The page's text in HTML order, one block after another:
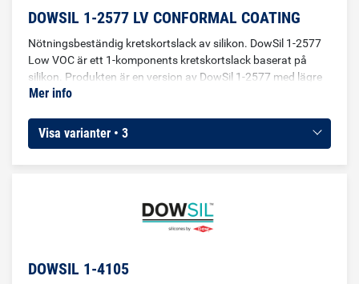
DOWSIL 1-2577 LV CONFORMAL COATING
Nötningsbeständig kretskortslack av silikon. DowSil 1-2577
Low VOC är ett 1-komponents kretskortslack baserat på
silikon. Produkten är en version av DowSil 1-2577 med lägre
volatilitet. Lacken är genomskinlig, har medium viskositet och
2577 Low VOC kan användas som skyddande kretskortslack
på hårda och flexibla kretskort och för tryckta kretskort. Den
Mer info
Visa varianter • 3
DOWSIL 1-4105